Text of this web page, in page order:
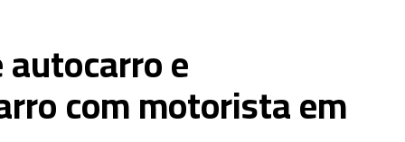
e
com motorista em